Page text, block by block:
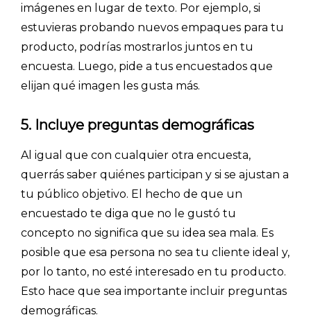
imágenes en lugar de texto. Por ejemplo, si
estuvieras probando nuevos empaques para tu
producto, podrías mostrarlos juntos en tu
encuesta. Luego, pide a tus encuestados que
elijan qué imagen les gusta más.
5. Incluye preguntas demográficas
Al igual que con cualquier otra encuesta,
querrás saber quiénes participan y si se ajustan a
tu público objetivo. El hecho de que un
encuestado te diga que no le gustó tu
concepto no significa que su idea sea mala. Es
posible que esa persona no sea tu cliente ideal y,
por lo tanto, no esté interesado en tu producto.
Esto hace que sea importante incluir preguntas
demográficas.